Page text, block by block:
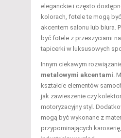
eleganckie i często
kolorach, fotele te mogą
akcentem salonu lub biura.
być fotele z przeszyciami
tapicerki w luksusowych
Innym ciekawym
metalowymi akcentami.
kształcie elementów
jak zawieszenie czy
motoryzacyjny styl.
mogą być wykonane z
przypominających